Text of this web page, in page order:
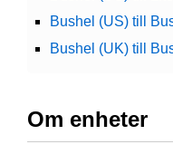
Bushel (US) till
Bushel (UK) till
Om enheter